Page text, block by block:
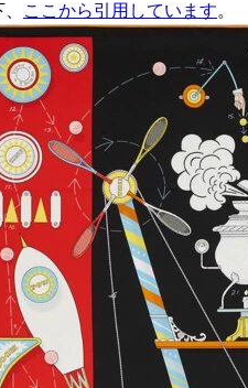
ここから引用しています。